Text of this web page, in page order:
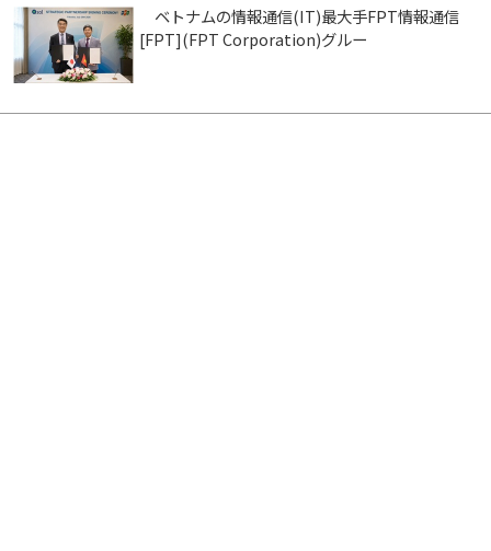
ベトナムの情報通信(IT)最大手FPT情報通信
[FPT](FPT Corporation)グルー